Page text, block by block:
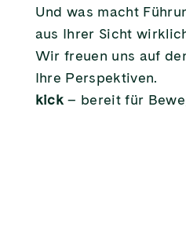
Und was macht
aus Ihrer Sicht
Wir freuen uns auf
Ihre Perspektiven.
kick – bereit für